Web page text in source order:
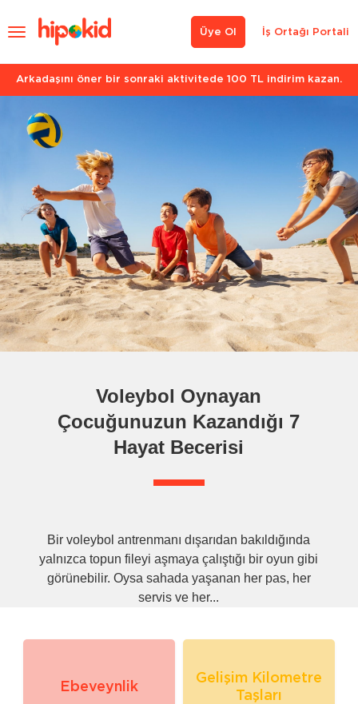
İş Ortağı Portali
Üye Ol
Arkadaşını öner bir sonraki aktivitede 100 TL indirim kazan.
Voleybol Oynayan
Çocuğunuzun Kazandığı 7
Hayat Becerisi
Bir voleybol antrenmanı dışarıdan bakıldığında
yalnızca topun fileyi aşmaya çalıştığı bir oyun gibi
görünebilir. Oysa sahada yaşanan her pas, her
servis ve her...
Ebeveynlik
Gelişim Kilometre
Taşları